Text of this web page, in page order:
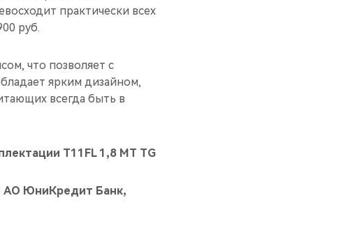
практически всех
руб.
что позволяет с
ярким дизайном,
всегда быть в
T11FL 1,8 MT TG
АО ЮниКредит Банк,